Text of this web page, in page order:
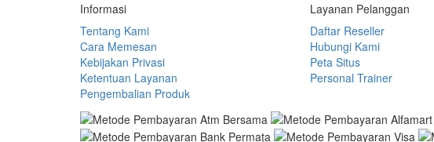
Informasi
Tentang Kami
Cara Memesan
Kebijakan Privasi
Ketentuan Layanan
Pengembalian Produk
Layanan Pelanggan
Daftar Reseller
Hubungi Kami
Peta Situs
Personal Trainer